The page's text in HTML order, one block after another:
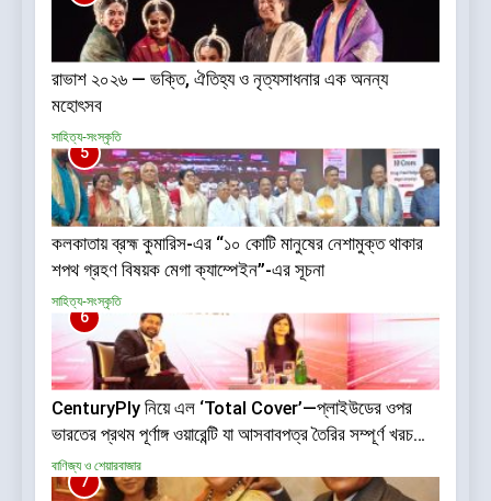
রাভাশ ২০২৬ — ভক্তি, ঐতিহ্য ও নৃত্যসাধনার এক অনন্য
মহোৎসব
সাহিত্য-সংস্কৃতি
5
কলকাতায় ব্রহ্ম কুমারিস-এর “১০ কোটি মানুষের নেশামুক্ত থাকার
শপথ গ্রহণ বিষয়ক মেগা ক্যাম্পেইন”-এর সূচনা
সাহিত্য-সংস্কৃতি
6
CenturyPly নিয়ে এল ‘Total Cover’—প্লাইউডের ওপর
ভারতের প্রথম পূর্ণাঙ্গ ওয়ারেন্টি যা আসবাবপত্র তৈরির সম্পূর্ণ খরচ
পুষিয়ে দেয়
বাণিজ্য ও শেয়ারবাজার
7